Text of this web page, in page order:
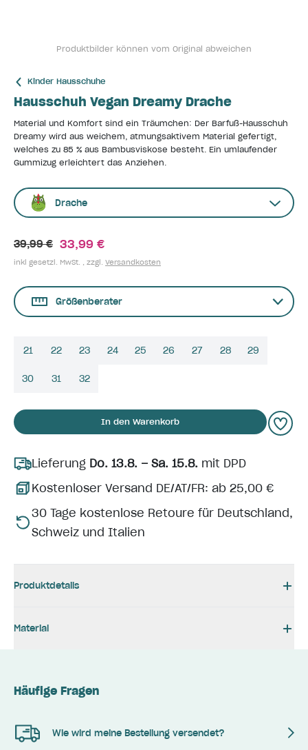
Produktbilder können vom Original abweichen
Kinder Hausschuhe
Hausschuh Vegan Dreamy Drache
Material und Komfort sind ein Träumchen: Der Barfuß-Hausschuh
Dreamy wird aus weichem, atmungsaktivem Material gefertigt,
welches zu 85 % aus Bambusviskose besteht. Ein umlaufender
Gummizug erleichtert das Anziehen.
Drache
39,99 € 33,99 €
inkl gesetzl. MwSt. , zzgl. Versandkosten
Größenberater
21 22 23 24 25 26 27 28 29
30 31 32
In den Warenkorb
Lieferung Do. 13.8. – Sa. 15.8. mit DPD
Kostenloser Versand DE/AT/FR: ab 25,00 €
30 Tage kostenlose Retoure für Deutschland,
Schweiz und Italien
Produktdetails
Material
Häufige Fragen
Wie wird meine Bestellung versendet?